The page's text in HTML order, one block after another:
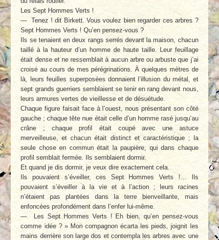
Les Sept Hommes Verts !
— Tenez ! dit Birkett. Vous voulez bien regarder ces arbres ?
Sept Hommes Verts ! Qu’en pensez-vous ?
Ils se tenaient en deux rangs serrés devant la maison, chacun
taillé à la hauteur d’un homme de haute taille. Leur feuillage
était dense et ne ressemblait à aucun arbre ou arbuste que j’ai
croisé au cours de mes pérégrinations. À quelques mètres de
là, leurs feuilles superposées donnaient l’illusion du métal, et
sept grands guerriers semblaient se tenir en rang devant nous,
leurs armures vertes de vieillesse et de désuétude.
Chaque figure faisait face à l’ouest, nous présentant son côté
gauche ; chaque tête nue était celle d’un homme rasé jusqu’au
crâne ; chaque profil était coupé avec une astuce
merveilleuse, et chacun était distinct et caractéristique ; la
seule chose en commun était la paupière, qui dans chaque
profil semblait fermée. Ils semblaient dormir.
Et quand je dis dormir, je veux dire exactement cela.
Ils pouvaient s’éveiller, ces Sept Hommes Verts !… Ils
pouvaient s’éveiller à la vie et à l’action ; leurs racines
n’étaient pas plantées dans la terre bienveillante, mais
enfoncées profondément dans l’enfer lui-même.
— Les Sept Hommes Verts ! Eh bien, qu’en pensez-vous
comme idée ? » Mon compagnon écarta les pieds, joignit les
mains derrière son large dos et contempla les arbres avec une